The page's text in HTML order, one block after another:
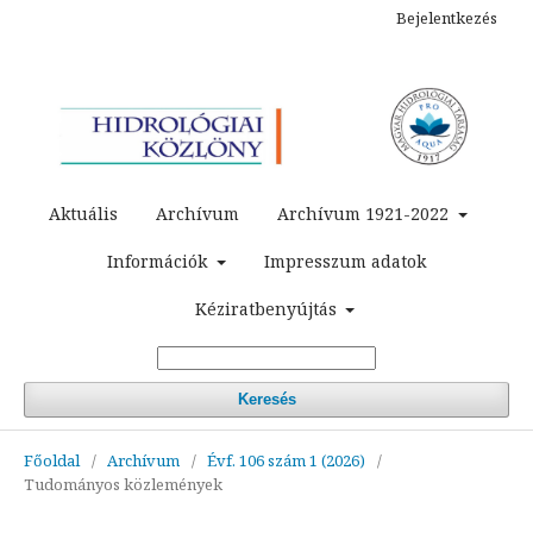
Aktuális Archívum Archívum 1921-2022
Információk Impresszum adatok
Kéziratbenyújtás
Keresés
Bejelentkezés
Főoldal / Archívum / Évf. 106 szám 1 (2026)
/
Tudományos közlemények